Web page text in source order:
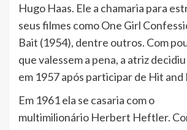
Hugo Haas. Ele a chamaria para
seus filmes como One Girl
Bait (1954), dentre outros. Com
que valessem a pena, a atriz
em 1957 após participar de Hit and
Em 1961 ela se casaria com o
multimilionário Herbert Heftler.